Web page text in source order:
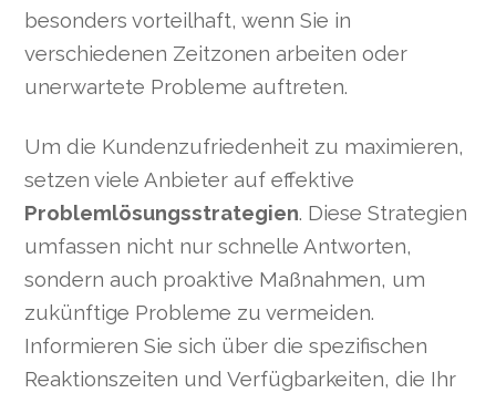
besonders vorteilhaft, wenn Sie in
verschiedenen Zeitzonen arbeiten oder
unerwartete Probleme auftreten.
Um die Kundenzufriedenheit zu maximieren,
setzen viele Anbieter auf effektive
Problemlösungsstrategien. Diese Strategien
umfassen nicht nur schnelle Antworten,
sondern auch proaktive Maßnahmen, um
zukünftige Probleme zu vermeiden.
Informieren Sie sich über die spezifischen
Reaktionszeiten und Verfügbarkeiten, die Ihr